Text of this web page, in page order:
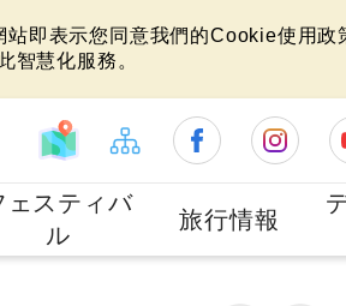
即表示您同意我們的Cookie使用政
智慧化服務。
ェスティバ
ル
旅行情報